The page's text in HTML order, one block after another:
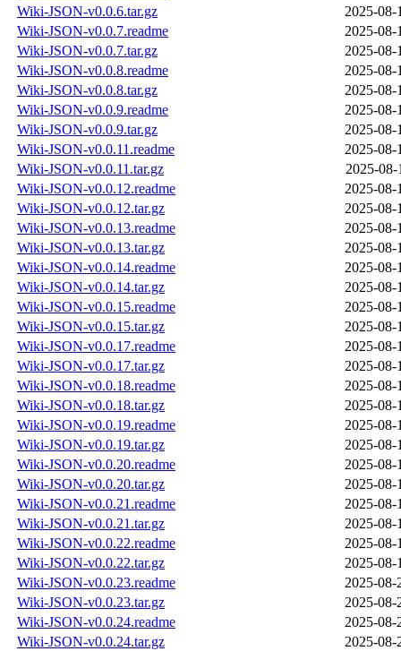
Wiki-JSON-v0.0.6.tar.gz
2025-08-
Wiki-JSON-v0.0.7.readme
2025-08-
Wiki-JSON-v0.0.7.tar.gz
2025-08-
Wiki-JSON-v0.0.8.readme
2025-08-
Wiki-JSON-v0.0.8.tar.gz
2025-08-
Wiki-JSON-v0.0.9.readme
2025-08-
Wiki-JSON-v0.0.9.tar.gz
2025-08-
Wiki-JSON-v0.0.11.readme
2025-08-
Wiki-JSON-v0.0.11.tar.gz
2025-08-
Wiki-JSON-v0.0.12.readme
2025-08-
Wiki-JSON-v0.0.12.tar.gz
2025-08-
Wiki-JSON-v0.0.13.readme
2025-08-
Wiki-JSON-v0.0.13.tar.gz
2025-08-
Wiki-JSON-v0.0.14.readme
2025-08-
Wiki-JSON-v0.0.14.tar.gz
2025-08-
Wiki-JSON-v0.0.15.readme
2025-08-
Wiki-JSON-v0.0.15.tar.gz
2025-08-
Wiki-JSON-v0.0.17.readme
2025-08-
Wiki-JSON-v0.0.17.tar.gz
2025-08-
Wiki-JSON-v0.0.18.readme
2025-08-
Wiki-JSON-v0.0.18.tar.gz
2025-08-
Wiki-JSON-v0.0.19.readme
2025-08-
Wiki-JSON-v0.0.19.tar.gz
2025-08-
Wiki-JSON-v0.0.20.readme
2025-08-
Wiki-JSON-v0.0.20.tar.gz
2025-08-
Wiki-JSON-v0.0.21.readme
2025-08-
Wiki-JSON-v0.0.21.tar.gz
2025-08-
Wiki-JSON-v0.0.22.readme
2025-08-
Wiki-JSON-v0.0.22.tar.gz
2025-08-
Wiki-JSON-v0.0.23.readme
2025-08-
Wiki-JSON-v0.0.23.tar.gz
2025-08-
Wiki-JSON-v0.0.24.readme
2025-08-
Wiki-JSON-v0.0.24.tar.gz
2025-08-